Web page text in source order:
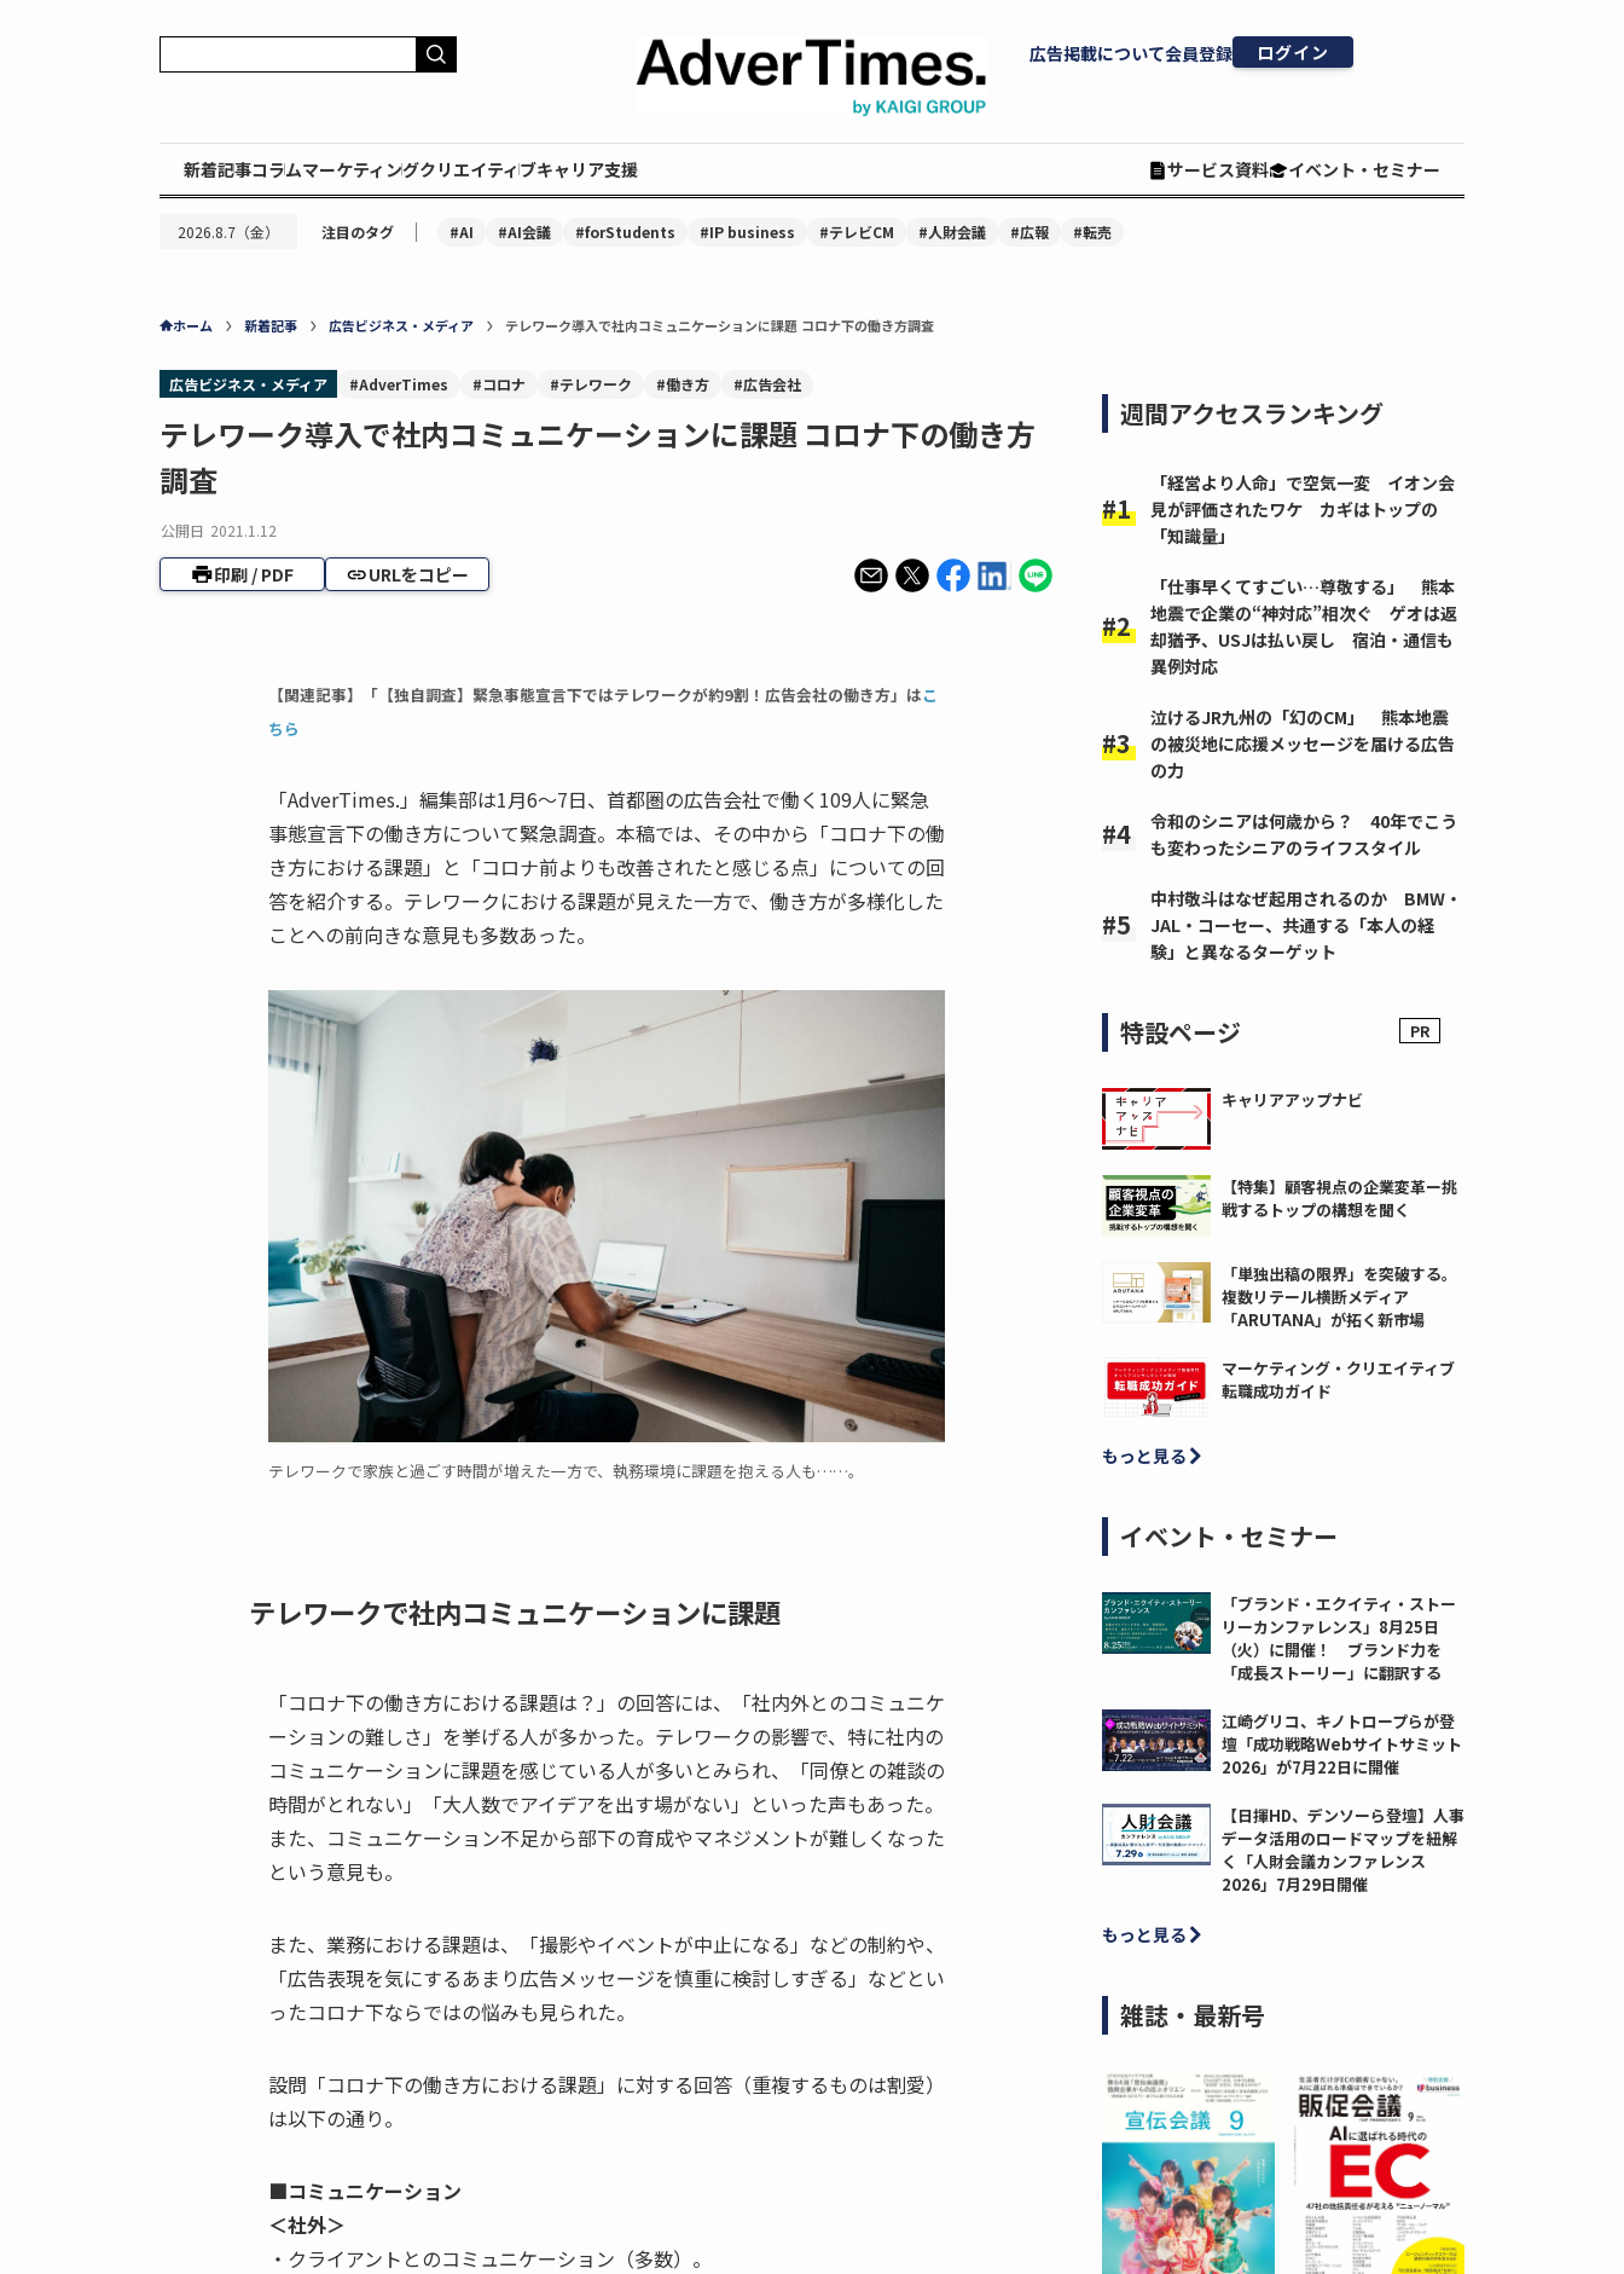
広告掲載について会員登録 ログイン
新着記事コラムマーケティングクリエイティブキャリア支援 サービス資料 イベント・セミナー
2026.8.7（金） 注目のタグ ｜ #AI #AI会議 #forStudents #IP business #テレビCM #人財会議 #広報 #転売
ホーム 新着記事 広告ビジネス・メディア テレワーク導入で社内コミュニケーションに課題 コロナ下の働き方調査
広告ビジネス・メディア #AdverTimes #コロナ #テレワーク #働き方 #広告会社
テレワーク導入で社内コミュニケーションに課題 コロナ下の働き方
調査
公開日 2021.1.12
印刷 / PDF URLをコピー
【関連記事】「【独自調査】緊急事態宣言下ではテレワークが約9割！広告会社の働き方」はこ
ちら
「AdverTimes.」編集部は1月6～7日、首都圏の広告会社で働く109人に緊急
事態宣言下の働き方について緊急調査。本稿では、その中から「コロナ下の働
き方における課題」と「コロナ前よりも改善されたと感じる点」についての回
答を紹介する。テレワークにおける課題が見えた一方で、働き方が多様化した
ことへの前向きな意見も多数あった。
テレワークで家族と過ごす時間が増えた一方で、執務環境に課題を抱える人も……。
テレワークで社内コミュニケーションに課題
「コロナ下の働き方における課題は？」の回答には、「社内外とのコミュニケ
ーションの難しさ」を挙げる人が多かった。テレワークの影響で、特に社内の
コミュニケーションに課題を感じている人が多いとみられ、「同僚との雑談の
時間がとれない」「大人数でアイデアを出す場がない」といった声もあった。
また、コミュニケーション不足から部下の育成やマネジメントが難しくなった
という意見も。
また、業務における課題は、「撮影やイベントが中止になる」などの制約や、
「広告表現を気にするあまり広告メッセージを慎重に検討しすぎる」などとい
ったコロナ下ならではの悩みも見られた。
設問「コロナ下の働き方における課題」に対する回答（重複するものは割愛）
は以下の通り。
■コミュニケーション
＜社外＞
・クライアントとのコミュニケーション（多数）。
週間アクセスランキング
「経営より人命」で空気一変 イオン会
見が評価されたワケ カギはトップの
「知識量」
「仕事早くてすごい…尊敬する」 熊本
地震で企業の“神対応”相次ぐ ゲオは返
却猶予、USJは払い戻し 宿泊・通信も
異例対応
泣けるJR九州の「幻のCM」 熊本地震
の被災地に応援メッセージを届ける広告
の力
令和のシニアは何歳から？ 40年でこう
も変わったシニアのライフスタイル
中村敬斗はなぜ起用されるのか BMW・
JAL・コーセー、共通する「本人の経
験」と異なるターゲット
特設ページ
キャリアアップナビ
【特集】顧客視点の企業変革ー挑
戦するトップの構想を聞く
「単独出稿の限界」を突破する。
複数リテール横断メディア
「ARUTANA」が拓く新市場
マーケティング・クリエイティブ
転職成功ガイド
もっと見る
イベント・セミナー
「ブランド・エクイティ・ストー
リーカンファレンス」8月25日
（火）に開催！ ブランド力を
「成長ストーリー」に翻訳する
江崎グリコ、キノトロープらが登
壇「成功戦略Webサイトサミット
2026」が7月22日に開催
【日揮HD、デンソーら登壇】人事
データ活用のロードマップを紐解
く「人財会議カンファレンス
2026」7月29日開催
もっと見る
雑誌・最新号